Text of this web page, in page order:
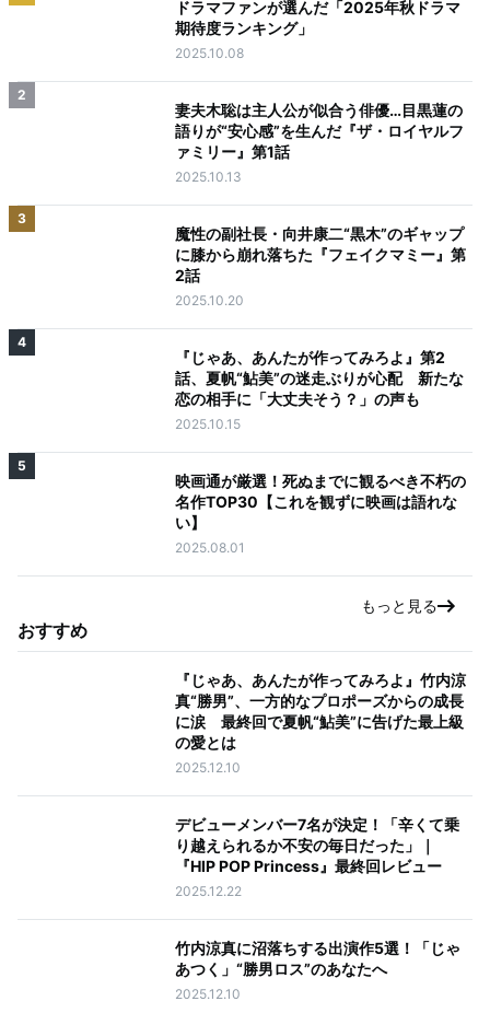
ドラマファンが選んだ「2025年秋ドラマ
期待度ランキング」
2025.10.08
2
妻夫木聡は主人公が似合う俳優…目黒蓮の
語りが“安心感”を生んだ『ザ・ロイヤルフ
ァミリー』第1話
2025.10.13
3
魔性の副社長・向井康二“黒木”のギャップ
に膝から崩れ落ちた『フェイクマミー』第
2話
2025.10.20
4
『じゃあ、あんたが作ってみろよ』第2
話、夏帆“鮎美”の迷走ぶりが心配 新たな
恋の相手に「大丈夫そう？」の声も
2025.10.15
5
映画通が厳選！死ぬまでに観るべき不朽の
名作TOP30【これを観ずに映画は語れな
い】
2025.08.01
もっと見る
おすすめ
『じゃあ、あんたが作ってみろよ』竹内涼
真“勝男”、一方的なプロポーズからの成長
に涙 最終回で夏帆“鮎美”に告げた最上級
の愛とは
2025.12.10
デビューメンバー7名が決定！「辛くて乗
り越えられるか不安の毎日だった」｜
『HIP POP Princess』最終回レビュー
2025.12.22
竹内涼真に沼落ちする出演作5選！「じゃ
あつく」“勝男ロス”のあなたへ
2025.12.10